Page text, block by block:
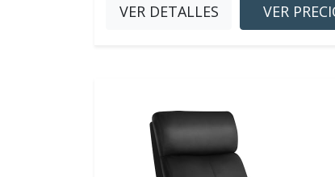
VER DETALLES VER